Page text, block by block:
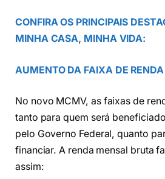
CONFIRA OS PRINCIPAIS
MINHA CASA, MINHA VIDA:
AUMENTO DA FAIXA DE RENDA
No novo MCMV, as faixas de
tanto para quem será
pelo Governo Federal, quanto
financiar. A renda mensal bruta
assim: